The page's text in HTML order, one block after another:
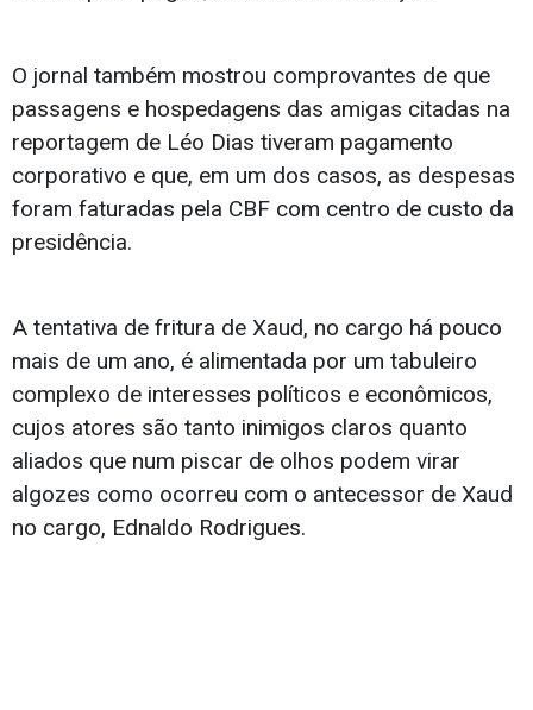
O jornal também mostrou comprovantes de que
passagens e hospedagens das amigas citadas na
reportagem de Léo Dias tiveram pagamento
corporativo e que, em um dos casos, as despesas
foram faturadas pela CBF com centro de custo da
presidência.
A tentativa de fritura de Xaud, no cargo há pouco
mais de um ano, é alimentada por um tabuleiro
complexo de interesses políticos e econômicos,
cujos atores são tanto inimigos claros quanto
aliados que num piscar de olhos podem virar
algozes como ocorreu com o antecessor de Xaud
no cargo, Ednaldo Rodrigues.